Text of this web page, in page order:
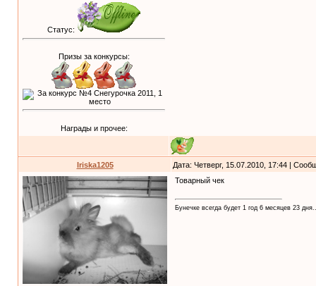
Статус:
Призы за конкурсы:
Награды и прочее:
Iriska1205 Дата: Четверг, 15.07.2010, 17:44 |
Товарный чек
Бунечке всегда будет 1 год 6 месяцев 23